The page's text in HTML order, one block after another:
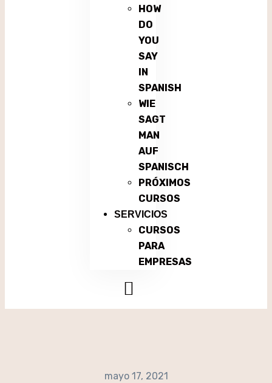
HOW
DO
YOU
SAY
IN
SPANISH
WIE
SAGT
MAN
AUF
SPANISCH
PRÓXIMOS
CURSOS
SERVICIOS
CURSOS
PARA
EMPRESAS
mayo 17, 2021